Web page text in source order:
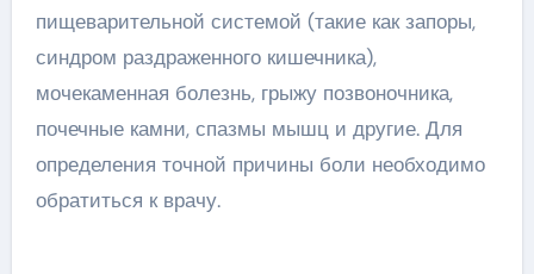
пищеварительной системой (такие как запоры,
синдром раздраженного кишечника),
мочекаменная болезнь, грыжу позвоночника,
почечные камни, спазмы мышц и другие. Для
определения точной причины боли необходимо
обратиться к врачу.